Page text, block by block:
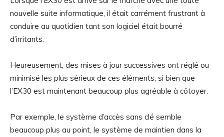
nouvelle suite informatique, il était carrément frustrant à
conduire au quotidien tant son logiciel était bourré
d’irritants.
Heureusement, des mises à jour successives ont réglé ou
minimisé les plus sérieux de ces éléments, si bien que
l’EX30 est maintenant beaucoup plus agréable à côtoyer.
Par exemple, le système d’accès sans clé semble
beaucoup plus au point, le système de maintien dans la